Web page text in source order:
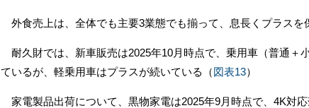
外食売上は、全体でも主要3業態でも揃って、息長くプラスを
耐久財では、新車販売は2025年10月時点で、乗用車（普通＋
ているが、軽乗用車はプラスが続いている（図表13）
家電製品出荷について、黒物家電は2025年9月時点で、4K対